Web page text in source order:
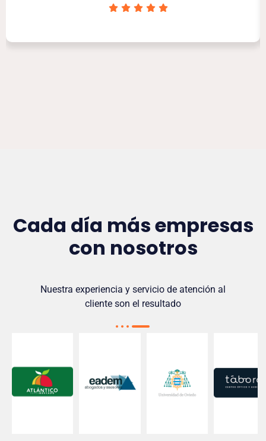
Cada día más empresas
con nosotros
Nuestra experiencia y servicio de atención al
cliente son el resultado